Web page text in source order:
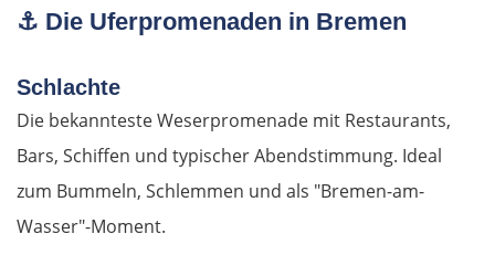
⚓ Die Uferpromenaden in Bremen
Schlachte
Die bekannteste Weserpromenade mit Restaurants,
Bars, Schiffen und typischer Abendstimmung. Ideal
zum Bummeln, Schlemmen und als "Bremen-am-
Wasser"-Moment.
Târgu Jiu
Petroșani
Diemrich
Lugosch